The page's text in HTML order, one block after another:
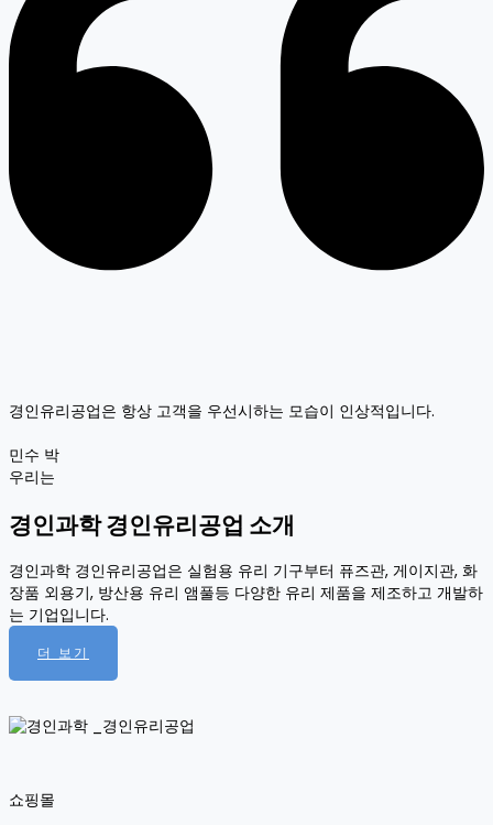
경인유리공업은 항상 고객을 우선시하는 모습이 인상적입니다.
민수 박
우리는
경인과학 경인유리공업 소개
경인과학 경인유리공업은 실험용 유리 기구부터 퓨즈관, 게이지관, 화
장품 외용기, 방산용 유리 앰풀등 다양한 유리 제품을 제조하고 개발하
는 기업입니다.
더 보기
쇼핑몰